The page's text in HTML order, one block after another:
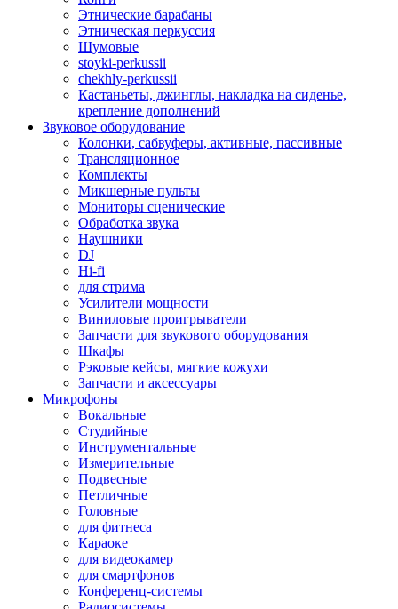
Этнические барабаны
Этническая перкуссия
Шумовые
stoyki-perkussii
chekhly-perkussii
Кастаньеты, джинглы, накладка на сиденье,
крепление дополнений
Звуковое оборудование
Колонки, сабвуферы, активные, пассивные
Трансляционное
Комплекты
Микшерные пульты
Мониторы сценические
Обработка звука
Наушники
DJ
Hi-fi
для стрима
Усилители мощности
Виниловые проигрыватели
Запчасти для звукового оборудования
Шкафы
Рэковые кейсы, мягкие кожухи
Запчасти и аксессуары
Микрофоны
Вокальные
Студийные
Инструментальные
Измерительные
Подвесные
Петличные
Головные
для фитнеса
Караоке
для видеокамер
для смартфонов
Конференц-системы